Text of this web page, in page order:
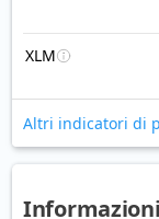
XLM
Altri indicatori di
Informazioni